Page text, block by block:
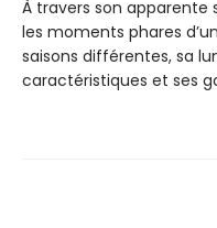
À travers son
les moments phares
saisons différentes, sa
caractéristiques et ses